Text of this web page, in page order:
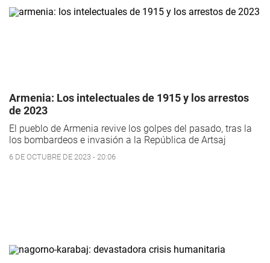
Armenia: Los intelectuales de 1915 y los arrestos
de 2023
El pueblo de Armenia revive los golpes del pasado, tras la
los bombardeos e invasión a la República de Artsaj
6 DE OCTUBRE DE 2023 - 20:06